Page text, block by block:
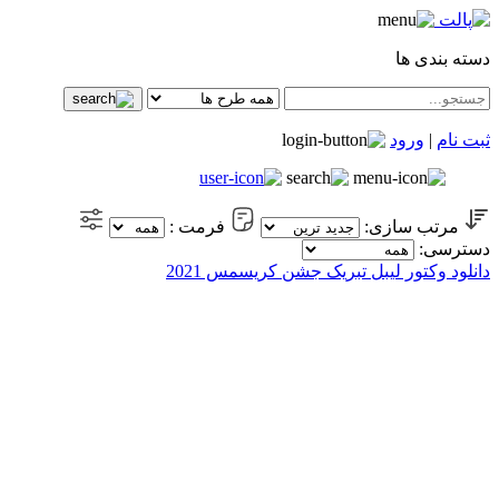
دسته بندی ها
ثبت نام | ورود
مرتب سازی:
فرمت :
دسترسی:
دانلود وکتور لیبل تبریک جشن کریسمس 2021